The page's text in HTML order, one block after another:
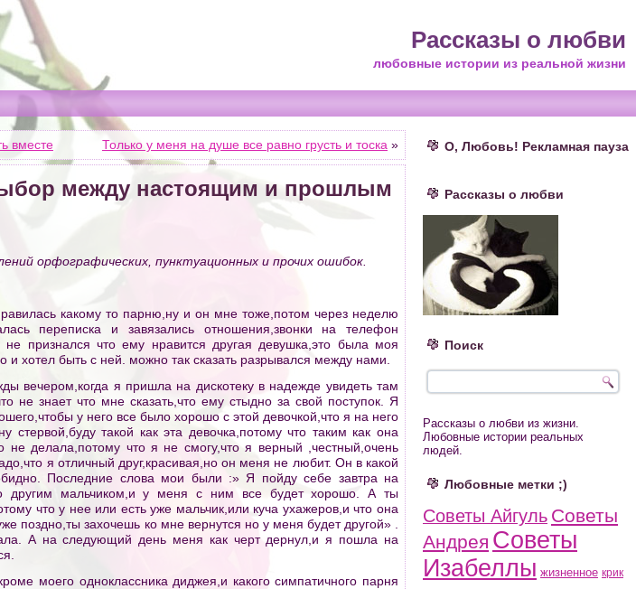
Рассказы о любви
любовные истории из реальной жизни
вместе Только у меня на душе все равно грусть и тоска »
между настоящим и прошлым
орфографических, пунктуационных и прочих ошибок.
какому то парню,ну и он мне тоже,потом через неделю
переписка и завязались отношения,звонки на телефон
признался что ему нравится другая девушка,это была моя
хотел быть с ней. можно так сказать разрывался между нами.
вечером,когда я пришла на дискотеку в надежде увидеть там
не знает что мне сказать,что ему стыдно за свой поступок. Я
у него все было хорошо с этой девочкой,что я на него
такой как эта девочка,потому что таким как она
не делала,потому что я не смогу,что я верный ,честный,очень
я отличный друг,красивая,но он меня не любит. Он в какой
Последние слова мои были :» Я пойду себе завтра на
другим мальчиком,и у меня с ним все будет хорошо. А ты
что у нее или есть уже мальчик,или куча ухажеров,и что она
поздно,ты захочешь ко мне вернутся но у меня будет другой» .
А на следующий день меня как черт дернул,и я пошла на
моего одноклассника диджея,и какого симпатичного парня
О, Любовь! Рекламная пауза
Рассказы о любви
Поиск
Рассказы о любви из жизни.
Любовные истории реальных
людей.
Любовные метки ;)
Советы Айгуль Советы
Андрея Советы
Изабеллы жизненное крик